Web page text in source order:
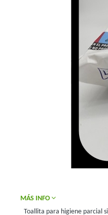
MÁS INFO
Toallita para higiene parcial